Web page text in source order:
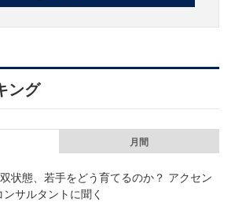
ング
月間
状態、若手をどう育てるのか？ アクセン
サルタントに聞く